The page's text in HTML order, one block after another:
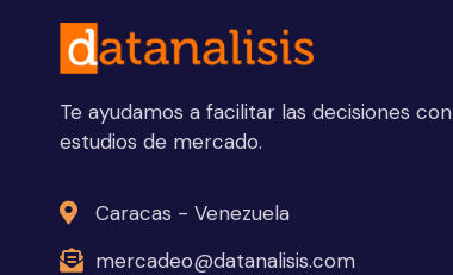
Te ayudamos a facilitar las decisiones con
estudios de mercado.
Caracas - Venezuela
mercadeo@datanalisis.com